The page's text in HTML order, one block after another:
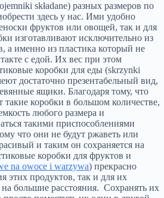
składane) разных размеров по
здесь у нас. Ими удобно
фруктов или овощей, так и для
изготавливают исключительно из
а именно из пластика который не
с едой. Их вес при этом
коробки для еды (skrzynki
достаточно презентабельный вид,
ящики. Благодаря тому, что
такие коробки в большом количестве,
любого размера и
такими приспособлениями
что они не будут ржаветь или
и таким он сохраняется на
коробки для фруктов и
na owoce i warzywa) прекрасно
этих продуктов, так и для их
на большие расстояния. Сохранять их